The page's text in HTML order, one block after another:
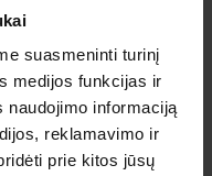
suasmeninti turinį
medijos funkcijas ir
naudojimo informaciją
reklamavimo ir
prie kitos jūsų
daugiau »